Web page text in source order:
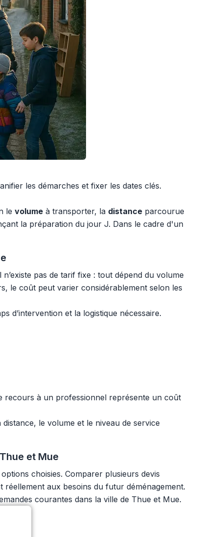
les démarches et fixer les dates clés.
le volume à transporter, la distance parcourue
la préparation du jour J. Dans le cadre d'un
pas de tarif fixe : tout dépend du volume
le coût peut varier considérablement selon les
d’intervention et la logistique nécessaire.
recours à un professionnel représente un coût
le volume et le niveau de service
et Mue
choisies. Comparer plusieurs devis
réellement aux besoins du futur déménagement.
courantes dans la ville de Thue et Mue.